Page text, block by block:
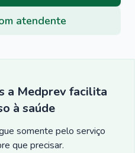
atendente
a Medprev facilita
à saúde
somente pelo serviço
que precisar.